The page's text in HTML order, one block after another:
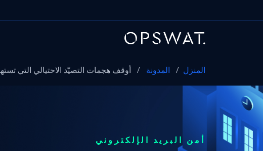
المنزل / المدونة / أوقف هجمات التصيّد الاحتيالي التي
أمن البريد الإلكتروني